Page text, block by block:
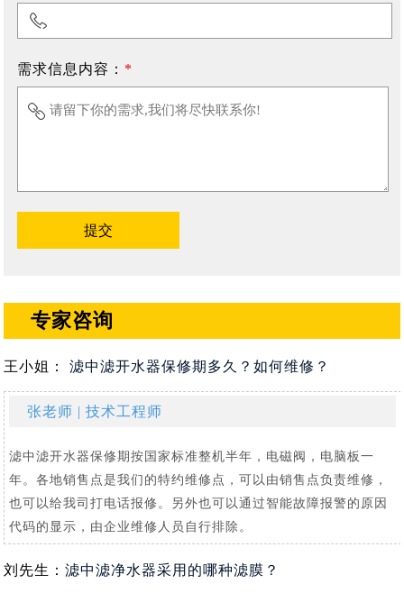
需求信息内容： *
专家咨询
王小姐： 滤中滤开水器保修期多久？如何维修？
张老师 | 技术工程师
滤中滤开水器保修期按国家标准整机半年，电磁阀，电脑板一
年。各地销售点是我们的特约维修点，可以由销售点负责维修，
也可以给我司打电话报修。另外也可以通过智能故障报警的原因
代码的显示，由企业维修人员自行排除。
刘先生：滤中滤净水器采用的哪种滤膜？